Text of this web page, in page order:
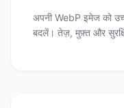
अपनी WebP इमेज को
बदलें। तेज़, मुफ़्त और